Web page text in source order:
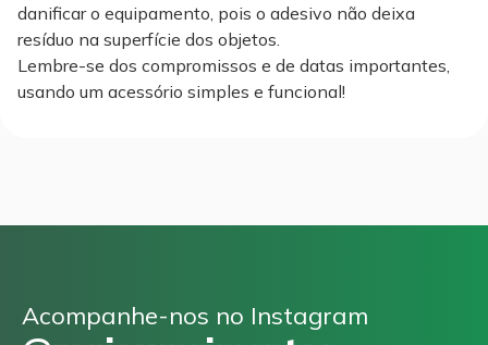
danificar o equipamento, pois o adesivo não deixa
resíduo na superfície dos objetos.
Lembre-se dos compromissos e de datas importantes,
usando um acessório simples e funcional!
Acompanhe-nos no Instagram